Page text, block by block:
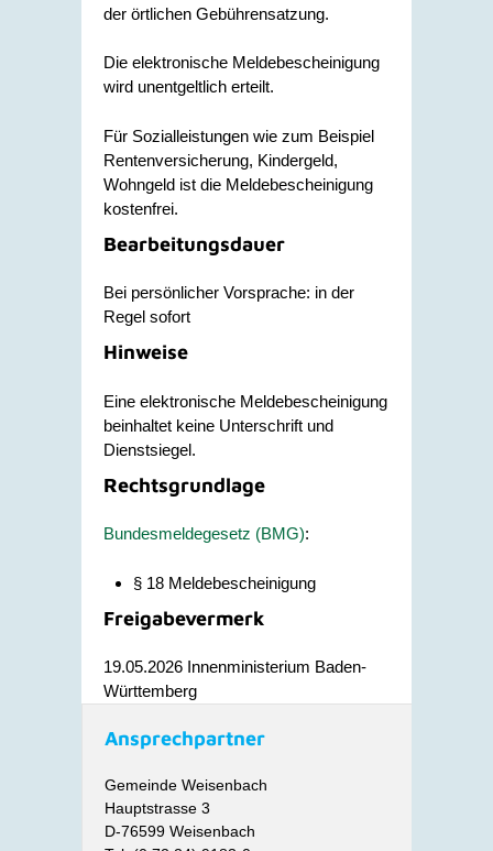
der örtlichen Gebührensatzung.
Die elektronische Meldebescheinigung
wird unentgeltlich erteilt.
Für Sozialleistungen wie zum Beispiel
Rentenversicherung, Kindergeld,
Wohngeld ist die Meldebescheinigung
kostenfrei.
Bearbeitungsdauer
Bei persönlicher Vorsprache: in der
Regel sofort
Hinweise
Eine elektronische Meldebescheinigung
beinhaltet keine Unterschrift und
Dienstsiegel.
Rechtsgrundlage
Bundesmeldegesetz (BMG):
§ 18 Meldebescheinigung
Freigabevermerk
19.05.2026 Innenministerium Baden-
Württemberg
Ansprechpartner
Gemeinde Weisenbach
Hauptstrasse 3
D-76599 Weisenbach